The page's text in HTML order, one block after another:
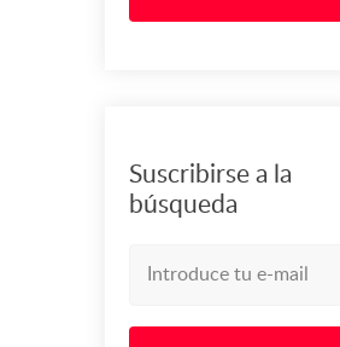
Suscribirse a la
búsqueda